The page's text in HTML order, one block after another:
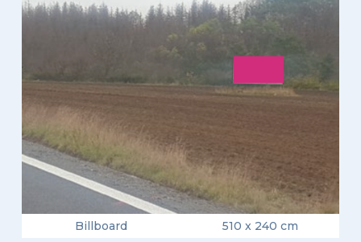
Billboard
510 x 240 cm